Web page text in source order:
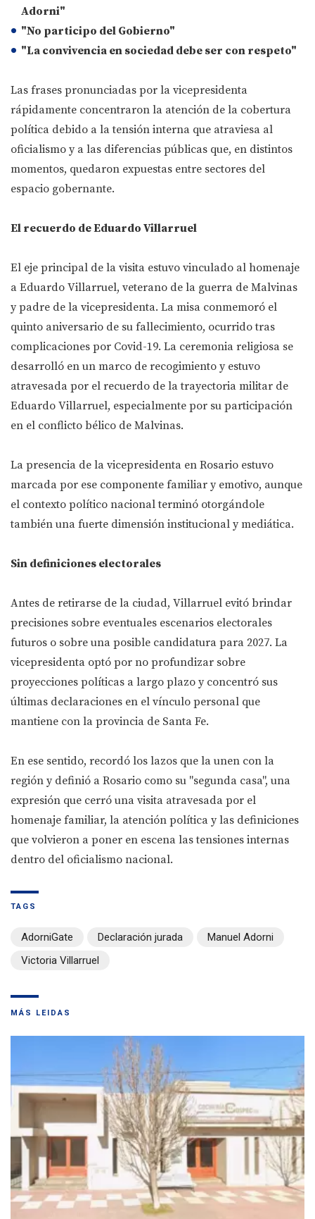
Adorni"
"No participo del Gobierno"
"La convivencia en sociedad debe ser con respeto"
Las frases pronunciadas por la vicepresidenta
rápidamente concentraron la atención de la cobertura
política debido a la tensión interna que atraviesa al
oficialismo y a las diferencias públicas que, en distintos
momentos, quedaron expuestas entre sectores del
espacio gobernante.
El recuerdo de Eduardo Villarruel
El eje principal de la visita estuvo vinculado al homenaje
a Eduardo Villarruel, veterano de la guerra de Malvinas
y padre de la vicepresidenta. La misa conmemoró el
quinto aniversario de su fallecimiento, ocurrido tras
complicaciones por Covid-19. La ceremonia religiosa se
desarrolló en un marco de recogimiento y estuvo
atravesada por el recuerdo de la trayectoria militar de
Eduardo Villarruel, especialmente por su participación
en el conflicto bélico de Malvinas.
La presencia de la vicepresidenta en Rosario estuvo
marcada por ese componente familiar y emotivo, aunque
el contexto político nacional terminó otorgándole
también una fuerte dimensión institucional y mediática.
Sin definiciones electorales
Antes de retirarse de la ciudad, Villarruel evitó brindar
precisiones sobre eventuales escenarios electorales
futuros o sobre una posible candidatura para 2027. La
vicepresidenta optó por no profundizar sobre
proyecciones políticas a largo plazo y concentró sus
últimas declaraciones en el vínculo personal que
mantiene con la provincia de Santa Fe.
En ese sentido, recordó los lazos que la unen con la
región y definió a Rosario como su "segunda casa", una
expresión que cerró una visita atravesada por el
homenaje familiar, la atención política y las definiciones
que volvieron a poner en escena las tensiones internas
dentro del oficialismo nacional.
TAGS
AdorniGate Declaración jurada
Manuel Adorni
Victoria Villarruel
MÁS LEIDAS